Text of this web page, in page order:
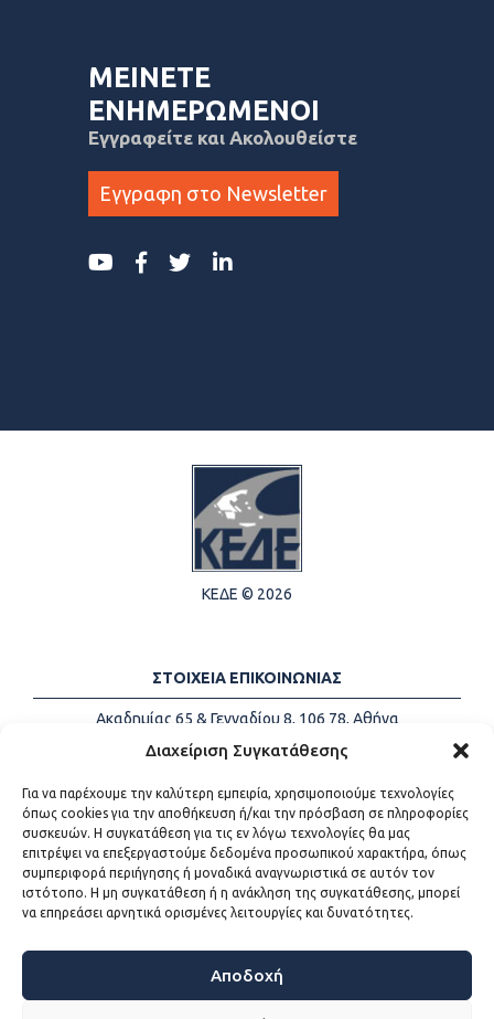
Διαχείριση Συγκατάθεσης
Για να παρέχουμε την καλύτερη εμπειρία, χρησιμοποιούμε τεχνολογίες
όπως cookies για την αποθήκευση ή/και την πρόσβαση σε πληροφορίες
συσκευών. Η συγκατάθεση για τις εν λόγω τεχνολογίες θα μας
επιτρέψει να επεξεργαστούμε δεδομένα προσωπικού χαρακτήρα, όπως
συμπεριφορά περιήγησης ή μοναδικά αναγνωριστικά σε αυτόν τον
ιστότοπο. Η μη συγκατάθεση ή η ανάκληση της συγκατάθεσης, μπορεί
να επηρεάσει αρνητικά ορισμένες λειτουργίες και δυνατότητες.
Αποδοχή
ΜΕΙΝΕΤΕ
ΕΝΗΜΕΡΩΜΕΝΟΙ
Εγγραφείτε και Ακολουθείστε
Εγγραφη στο Newsletter
ΚΕΔΕ © 2026
ΣΤΟΙΧΕΙΑ ΕΠΙΚΟΙΝΩΝΙΑΣ
Ακαδημίας 65 & Γενναδίου 8, 106 78, Αθήνα
Τηλέφωνα:
+30 213-2147500
Email:
info@kede.gr
ΧΡΗΣΙΜΟΙ ΣΥΝΔΕΣΜΟΙ
Η ΚΕΔΕ
Sitemap
Προσβασιμότητα
Όροι χρήσης